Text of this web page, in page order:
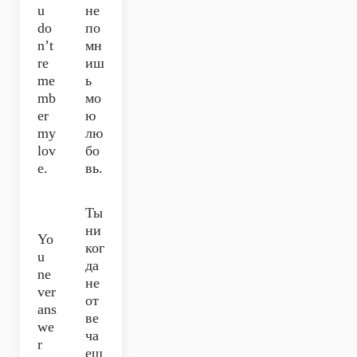
u
do
n’t
re
me
mb
er
my
lov
e.
не
по
мн
иш
ь
мо
ю
лю
бо
вь.
Yo
u
ne
ver
ans
we
r
Ты
ни
ког
да
не
от
ве
ча
еш